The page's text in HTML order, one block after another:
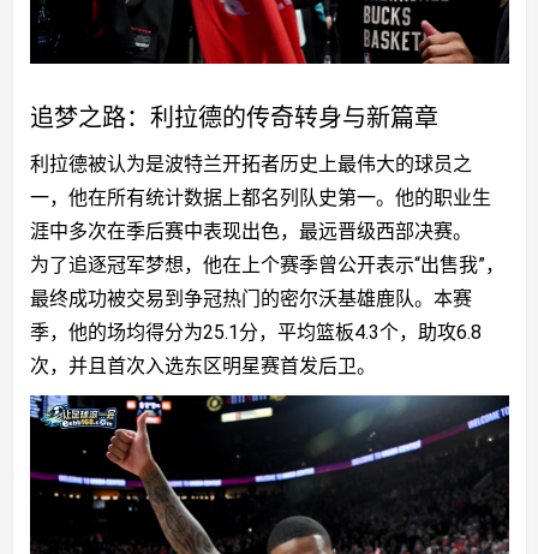
追梦之路：利拉德的传奇转身与新篇章
利拉德被认为是波特兰开拓者历史上最伟大的球员之
一，他在所有统计数据上都名列队史第一。他的职业生
涯中多次在季后赛中表现出色，最远晋级西部决赛。
为了追逐冠军梦想，他在上个赛季曾公开表示“出售我”，
最终成功被交易到争冠热门的密尔沃基雄鹿队。本赛
季，他的场均得分为25.1分，平均篮板4.3个，助攻6.8
次，并且首次入选东区明星赛首发后卫。